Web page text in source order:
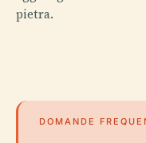
pietra.
DOMANDE